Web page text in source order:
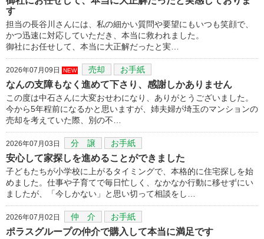
す
担当の長谷川さんには、私の細かい質問や要望にもいつも笑顔で、
かつ迅速に対応していただき、本当に救われました。
御社にお任せして、本当に大正解だったと実…
2026年07月09日 NEW 売却 お手紙
なんの支障もなく進めて下さり、感謝しかありません
この度は中石さんに大変おせわになり、ありがとうございました。
今から5年程前になるかと思いますが、姉夫婦が埼玉のマンションの
売却を考えていた際、別の不…
2026年07月03日 分 譲 お手紙
安心して家探しを進めることができました
子どもたちが小学校に上がるタイミングで、本格的に住宅探しを始
めました。仕事や子育てで毎日忙しく、なかなか行動に移せずにい
ましたが、「今しかない」と思い切って相談をし…
2026年07月02日 仲 介 お手紙
ポラスグループの仲介で購入して本当に満足です